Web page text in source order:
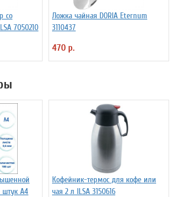
со
7050210
Ложка чайная DORIA Eternum
3110437
470 р.
штук А4
Кофейник-термос для кофе или
чая 2 л ILSA 3150616